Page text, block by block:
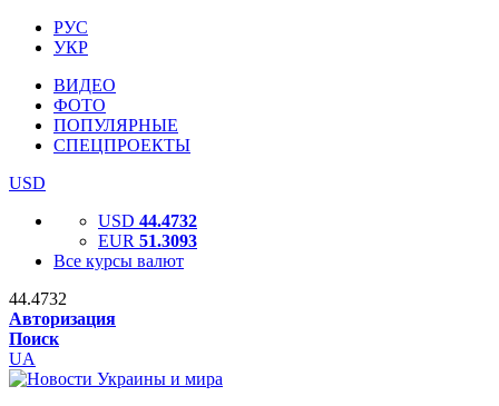
РУС
УКР
ВИДЕО
ФОТО
ПОПУЛЯРНЫЕ
СПЕЦПРОЕКТЫ
USD
USD 44.4732
EUR 51.3093
Все курсы валют
44.4732
Авторизация
Поиск
UA